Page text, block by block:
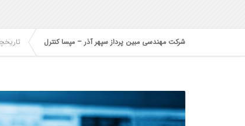
شرکت مهندسی مبین پرداز سپهر آذر – مپسا کنترل